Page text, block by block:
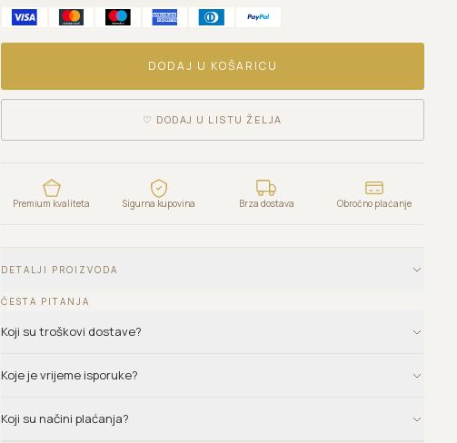
DODAJ U KOŠARICU
♡ DODAJ U LISTU ŽELJA
Premium kvaliteta Sigurna kupovina Brza dostava Obročno plaćanje
DETALJI PROIZVODA
ČESTA PITANJA
Koji su troškovi dostave?
Koje je vrijeme isporuke?
Koji su načini plaćanja?